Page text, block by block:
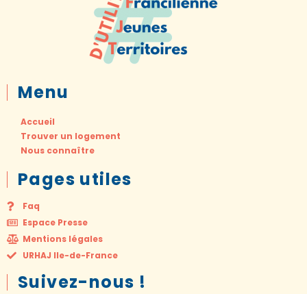
Menu
Accueil
Trouver un logement
Nous connaître
Pages utiles
Faq
Espace Presse
Mentions légales
URHAJ Ile-de-France
Suivez-nous !